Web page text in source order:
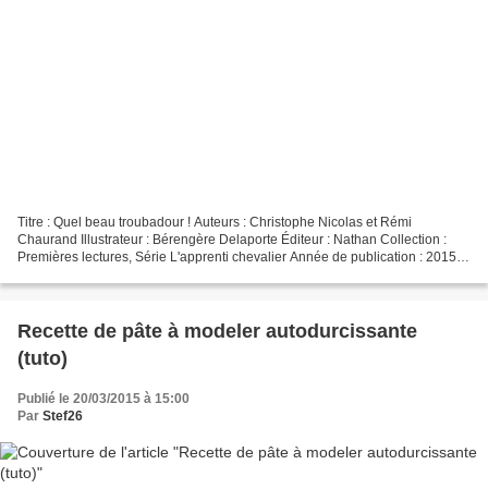
Titre : Quel beau troubadour ! Auteurs : Christophe Nicolas et Rémi
Chaurand Illustrateur : Bérengère Delaporte Éditeur : Nathan Collection :
Premières lectures, Série L'apprenti chevalier Année de publication : 2015
Recette de pâte à modeler autodurcissante
(tuto)
Publié le 20/03/2015 à 15:00
Par Stef26